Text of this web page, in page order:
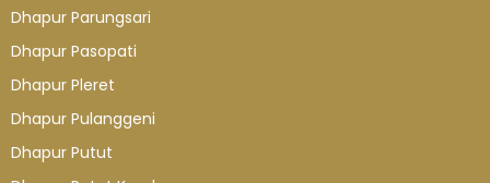
Dhapur Parungsari
Dhapur Pasopati
Dhapur Pleret
Dhapur Pulanggeni
Dhapur Putut